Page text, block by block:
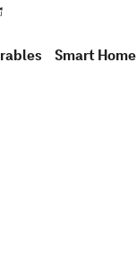
Tab geöffnet)
Smart Home